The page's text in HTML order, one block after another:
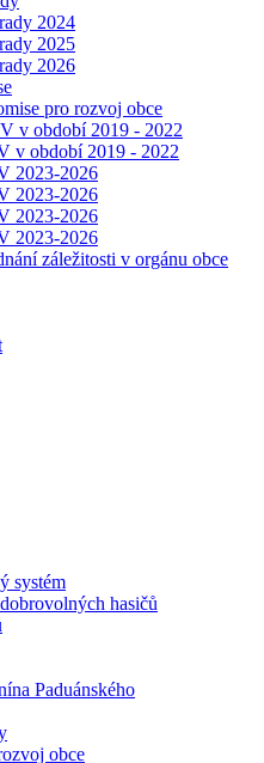
2024
2025
2026
pro rozvoj obce
v období 2019 - 2022
v období 2019 - 2022
2023-2026
2023-2026
2023-2026
2023-2026
záležitosti v orgánu obce
systém
hasičů
Paduánského
obce